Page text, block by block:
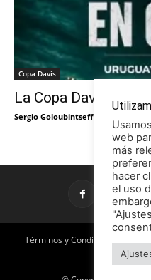
Copa Davis
La Copa Davis
Sergio Goloubintseff
Términos y Condiciones
Publicidad en
web
más
hacer
el uso